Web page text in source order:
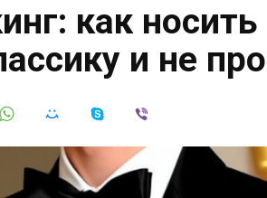
как носить
и не